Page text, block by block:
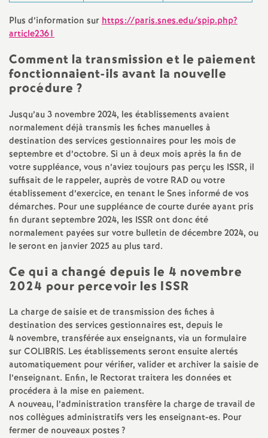
d
e
S
e
c
o
n
d
d
e
g
r
é
O
Plus d’information surhttps://paris.snes.edu/spip.php?
article2361
Comment la transmission et le paiement
fonctionnaient-ils avant la nouvelle
procédure ?
Jusqu’au 3 novembre 2024, les établissements avaient
normalement déjà transmis les fiches manuelles à
destination des services gestionnaires pour les mois de
septembre et d’octobre. Si un à deux mois après la fin de
votre suppléance, vous n’aviez toujours pas perçu les ISSR, il
suffisait de le rappeler, auprès de votre RAD ou votre
établissement d’exercice, en tenant le Snes informé de vos
démarches. Pour une suppléance de courte durée ayant pris
fin durant septembre 2024, les ISSR ont donc été
normalement payées sur votre bulletin de décembre 2024, ou
le seront en janvier 2025 au plus tard.
Ce qui a changé depuis le 4 novembre
2024 pour percevoir les ISSR
La charge de saisie et de transmission des fiches à
destination des services gestionnaires est, depuis le
4 novembre, transférée aux enseignants, via un formulaire
sur COLIBRIS. Les établissements seront ensuite alertés
automatiquement pour vérifier, valider et archiver la saisie de
l’enseignant. Enfin, le Rectorat traitera les données et
procédera à la mise en paiement.
A nouveau, l’administration transfère la charge de travail de
nos collègues administratifs vers les enseignant-es. Pour
fermer de nouveaux postes?